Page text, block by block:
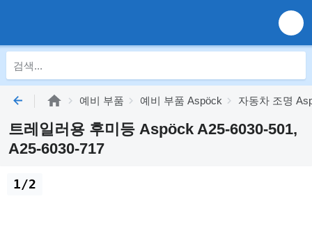
예비 부품 예비 부품 Aspöck 자동차 조명
트레일러용 후미등 Aspöck A25-6030-501,
A25-6030-717
1/2